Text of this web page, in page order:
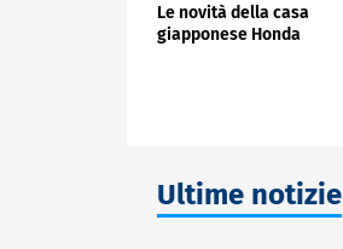
Le novità della casa
giapponese Honda
Ultime notizie